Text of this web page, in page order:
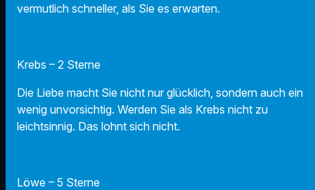
vermutlich schneller, als Sie es erwarten.
Krebs – 2 Sterne
Die Liebe macht Sie nicht nur glücklich, sondern auch ein
wenig unvorsichtig. Werden Sie als Krebs nicht zu
leichtsinnig. Das lohnt sich nicht.
Löwe – 5 Sterne